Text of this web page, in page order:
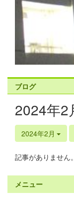
ブログ
2024年2
2024年2月
記事がありません。
メニュー